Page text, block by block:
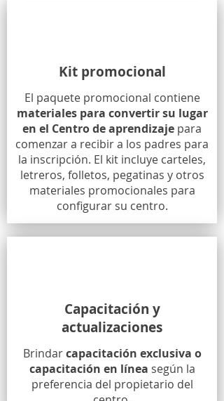
Kit promocional
El paquete promocional contiene
materiales para convertir su lugar
en el Centro de aprendizaje para
comenzar a recibir a los padres para
la inscripción. El kit incluye carteles,
letreros, folletos, pegatinas y otros
materiales promocionales para
configurar su centro.
Capacitación y
actualizaciones
Brindarcapacitación exclusiva o
capacitación en línea según la
preferencia del propietario del